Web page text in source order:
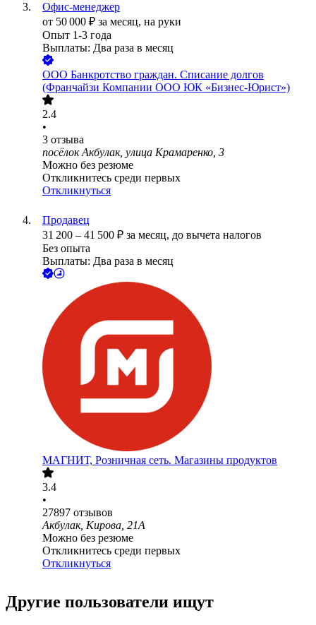
Офис-менеджер
от 50 000 ₽ за месяц, на руки
Опыт 1-3 года
Выплаты: Два раза в месяц
ООО Банкротство граждан. Списание долгов
(Франчайзи Компании ООО ЮК «Бизнес-Юрист»)
2.4
•
3 отзыва
посёлок Акбулак, улица Крамаренко, 3
Можно без резюме
Откликнитесь среди первых
Откликнуться
Продавец
31 200 – 41 500 ₽ за месяц, до вычета налогов
Без опыта
Выплаты: Два раза в месяц
МАГНИТ, Розничная сеть. Магазины продуктов
3.4
•
27897 отзывов
Акбулак, Кирова, 21А
Можно без резюме
Откликнитесь среди первых
Откликнуться
Другие пользователи ищут